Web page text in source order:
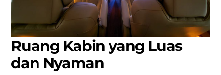
Ruang Kabin yang Luas
dan Nyaman